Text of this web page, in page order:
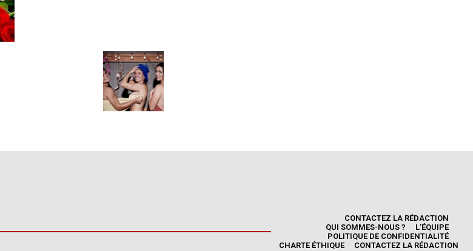
CONTACTEZ LA RÉDACTION
QUI SOMMES-NOUS ?
L’ÉQUIPE
POLITIQUE DE CONFIDENTIALITÉ
CHARTE ÉTHIQUE
CONTACTEZ LA RÉDACTION